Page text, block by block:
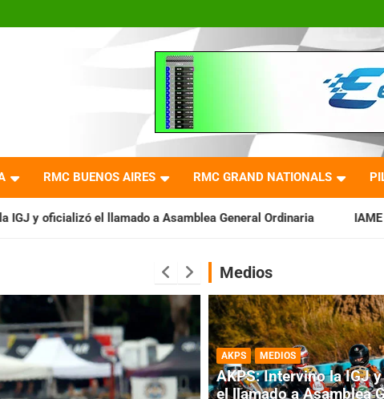
RMC BUENOS AIRES RMC GRAND NATIONALS
a Asamblea General Ordinaria IAME SERIES ARGENTINA:
Medios
AKPS MEDIOS
AKPS: Intervino la IGJ
el llamado a Asamblea